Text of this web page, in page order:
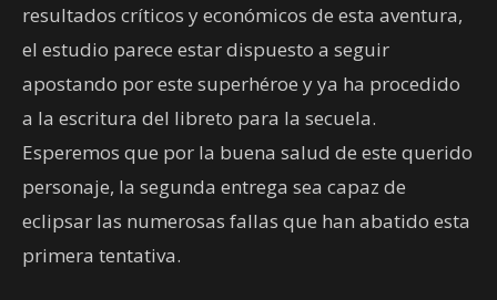
resultados críticos y económicos de esta aventura,
el estudio parece estar dispuesto a seguir
apostando por este superhéroe y ya ha procedido
a la escritura del libreto para la secuela.
Esperemos que por la buena salud de este querido
personaje, la segunda entrega sea capaz de
eclipsar las numerosas fallas que han abatido esta
primera tentativa.